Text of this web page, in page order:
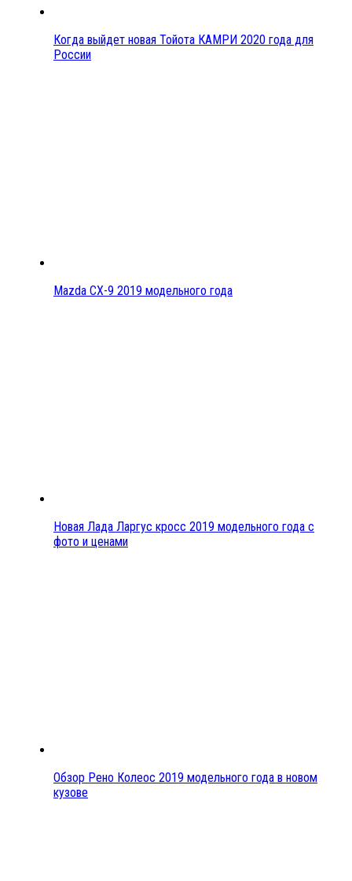
Когда выйдет новая Тойота КАМРИ 2020 года для
России
Mazda CX-9 2019 модельного года
Новая Лада Ларгус кросс 2019 модельного года с
фото и ценами
Обзор Рено Колеос 2019 модельного года в новом
кузове